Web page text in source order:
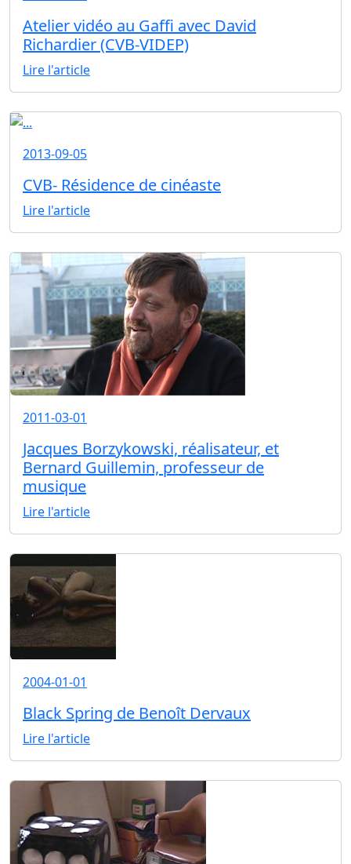
Atelier vidéo au Gaffi avec David
Richardier (CVB-VIDEP)
Lire l'article
2013-09-05
CVB- Résidence de cinéaste
Lire l'article
2011-03-01
Jacques Borzykowski, réalisateur, et
Bernard Guillemin, professeur de
musique
Lire l'article
2004-01-01
Black Spring de Benoît Dervaux
Lire l'article